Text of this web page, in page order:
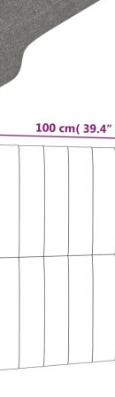
е с
количката си с
ще можете
е с
количката си с
ще можете
всъщност
Вас. Вие я
да я
от момента на
За
Заплащате
с карта.
вноски
до 1000 лв. /
Стойността на